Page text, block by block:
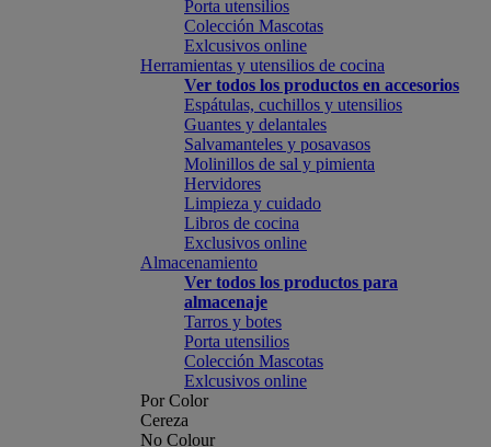
Porta utensilios
Colección Mascotas
Exlcusivos online
Herramientas y utensilios de cocina
Ver todos los productos en accesorios
Espátulas, cuchillos y utensilios
Guantes y delantales
Salvamanteles y posavasos
Molinillos de sal y pimienta
Hervidores
Limpieza y cuidado
Libros de cocina
Exclusivos online
Almacenamiento
Ver todos los productos para
almacenaje
Tarros y botes
Porta utensilios
Colección Mascotas
Exlcusivos online
Por Color
Cereza
No Colour